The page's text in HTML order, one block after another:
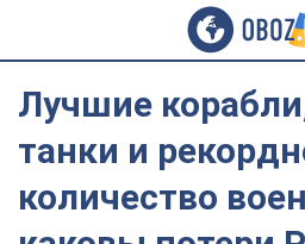
Лучшие
танки и
количество